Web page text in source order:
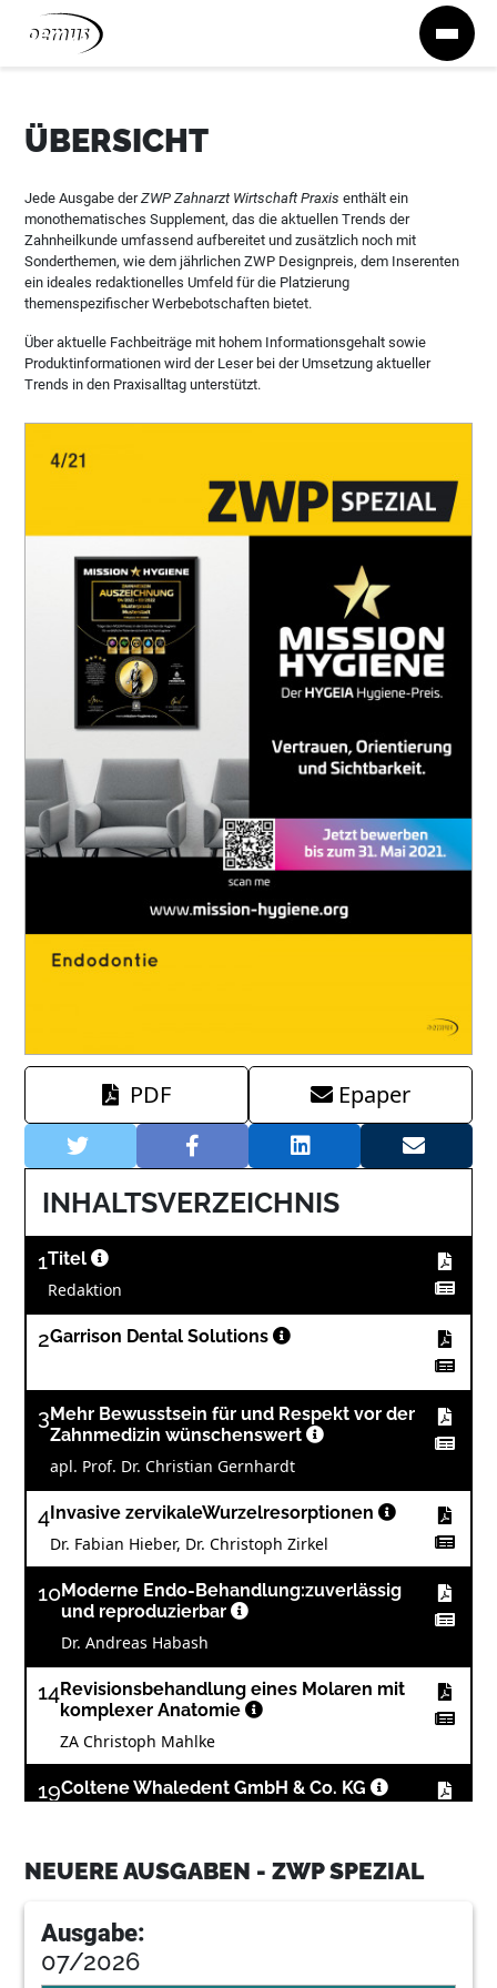
Zum Inhalt springen
ÜBERSICHT
Jede Ausgabe derZWP Zahnarzt Wirtschaft Praxis enthält ein
monothematisches Supplement, das die aktuellen Trends der
Zahnheilkunde umfassend aufbereitet und zusätzlich noch mit
Sonderthemen, wie dem jährlichen ZWP Designpreis, dem Inserenten
ein ideales redaktionelles Umfeld für die Platzierung
themenspezifischer Werbebotschaften bietet.
Über aktuelle Fachbeiträge mit hohem Informationsgehalt sowie
Produktinformationen wird der Leser bei der Umsetzung aktueller
Trends in den Praxisalltag unterstützt.
PDF Epaper
INHALTSVERZEICHNIS
1Titel
Redaktion
2Garrison Dental Solutions
3 Mehr Bewusstsein für und Respekt vor der
Zahnmedizin wünschenswert
apl. Prof. Dr. Christian Gernhardt
4 Invasive zervikaleWurzelresorptionen
Dr. Fabian Hieber, Dr. Christoph Zirkel
10Moderne Endo-Behandlung:zuverlässig
und reproduzierbar
Dr. Andreas Habash
14Revisionsbehandlung eines Molaren mit
komplexer Anatomie
ZA Christoph Mahlke
19Coltene Whaledent GmbH & Co. KG
20MISSION HYGIENE: Hygiene für Patienten
Farina Heilen
22News
NEUERE AUSGABEN - ZWP SPEZIAL
Ausgabe:
07/2026